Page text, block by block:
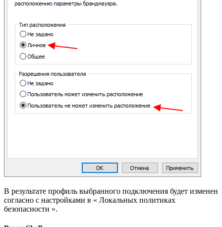
В результате профиль выбранного подключения будет изменен
согласно с настройками в « Локальных политиках
безопасности ».